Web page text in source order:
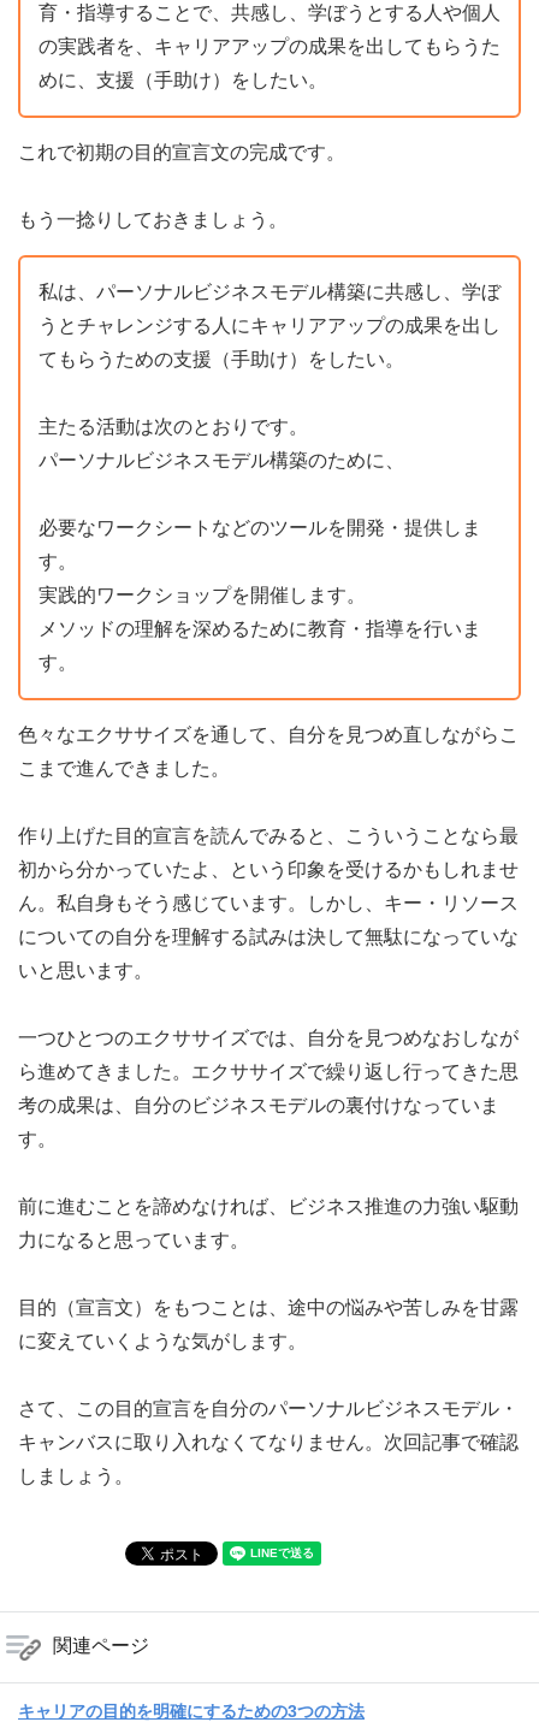
育・指導することで、共感し、学ぼうとする人や個人
の実践者を、キャリアアップの成果を出してもらうた
めに、支援（手助け）をしたい。
これで初期の目的宣言文の完成です。
もう一捻りしておきましょう。
私は、パーソナルビジネスモデル構築に共感し、学ぼ
うとチャレンジする人にキャリアアップの成果を出し
てもらうための支援（手助け）をしたい。
主たる活動は次のとおりです。
パーソナルビジネスモデル構築のために、
必要なワークシートなどのツールを開発・提供しま
す。
実践的ワークショップを開催します。
メソッドの理解を深めるために教育・指導を行いま
す。
色々なエクササイズを通して、自分を見つめ直しながらこ
こまで進んできました。
作り上げた目的宣言を読んでみると、こういうことなら最
初から分かっていたよ、という印象を受けるかもしれませ
ん。私自身もそう感じています。しかし、キー・リソース
についての自分を理解する試みは決して無駄になっていな
いと思います。
一つひとつのエクササイズでは、自分を見つめなおしなが
ら進めてきました。エクササイズで繰り返し行ってきた思
考の成果は、自分のビジネスモデルの裏付けなっていま
す。
前に進むことを諦めなければ、ビジネス推進の力強い駆動
力になると思っています。
目的（宣言文）をもつことは、途中の悩みや苦しみを甘露
に変えていくような気がします。
さて、この目的宣言を自分のパーソナルビジネスモデル・
キャンバスに取り入れなくてなりません。次回記事で確認
しましょう。
関連ページ
キャリアの目的を明確にするための3つの方法